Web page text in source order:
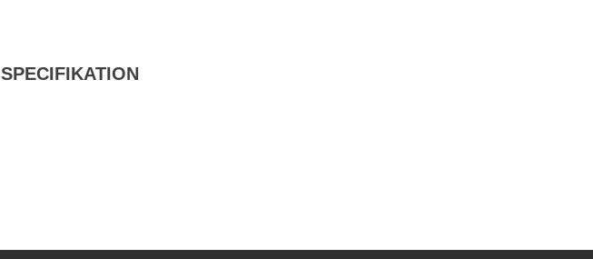
SPECIFIKATION